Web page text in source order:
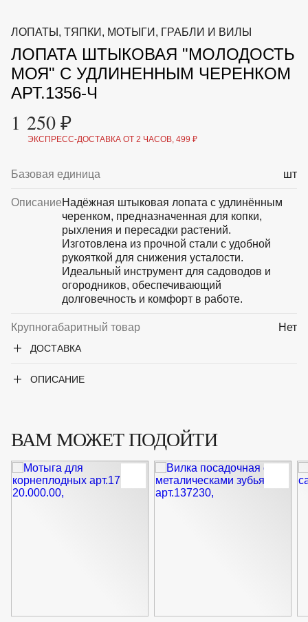
МАЛАЯ МЕХАНИЗАЦИЯ
ОТПУГИВАТЕЛИ ОТ ПТИЦ, НАСЕКОМЫХ И
ГРЫЗУНОВ
САДОВАЯ ОДЕЖДА И ОБУВЬ
САДОВЫЙ ИНСТРУМЕНТ
СЕМЕНА
ТОВАРЫ ДЛЯ БАНЬ И САУН
ТОВАРЫ ДЛЯ ПОЛИВА
ХОЗ ТОВАРЫ
Sale Новинки Акции
УХОД
+7 (495) 197 87
87
ЛОПАТЫ, ТЯПКИ, МОТЫГИ, ГРАБЛИ И ВИЛЫ
ЛОПАТА ШТЫКОВАЯ "МОЛОДОСТЬ
МОЯ" С УДЛИНЕННЫМ ЧЕРЕНКОМ
АРТ.1356-Ч
1 250 ₽
ЭКСПРЕСС-ДОСТАВКА ОТ 2 ЧАСОВ, 499 ₽
Базовая единица шт
ОписаниеНадёжная штыковая лопата с удлинённым
черенком, предназначенная для копки,
рыхления и пересадки растений.
Изготовлена из прочной стали с удобной
рукояткой для снижения усталости.
Идеальный инструмент для садоводов и
огородников, обеспечивающий
долговечность и комфорт в работе.
Крупногабаритный товар Нет
ДОСТАВКА
ОПИСАНИЕ
ВАМ МОЖЕТ ПОДОЙТИ